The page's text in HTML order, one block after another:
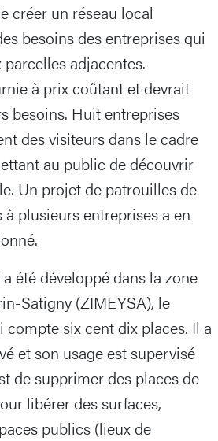
créer un réseau local
besoins des entreprises qui
adjacentes.
à prix coûtant et devrait
besoins. Huit entreprises
des visiteurs dans le cadre
au public de découvrir
Un projet de patrouilles de
plusieurs entreprises a en
été développé dans la zone
Satigny (ZIMEYSA), le
compte six cent dix places. Il a
et son usage est supervisé
de supprimer des places de
libérer des surfaces,
publics (lieux de